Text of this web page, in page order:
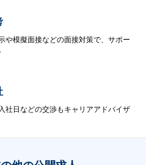
や模擬面接などの面接対策で、サポー
社日などの交渉もキャリアアドバイザ